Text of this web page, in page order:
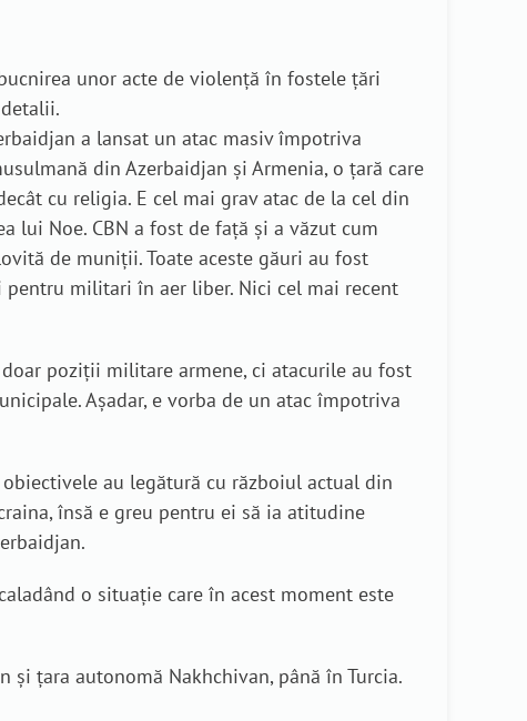
unor acte de violență în fostele țări
a lansat un atac masiv împotriva
din Azerbaidjan și Armenia, o țară care
cu religia. E cel mai grav atac de la cel din
lui Noe. CBN a fost de față și a văzut cum
de muniții. Toate aceste găuri au fost
militari în aer liber. Nici cel mai recent
poziții militare armene, ci atacurile au fost
Așadar, e vorba de un atac împotriva
au legătură cu războiul actual din
însă e greu pentru ei să ia atitudine
o situație care în acest moment este
țara autonomă Nakhchivan, până în Turcia.